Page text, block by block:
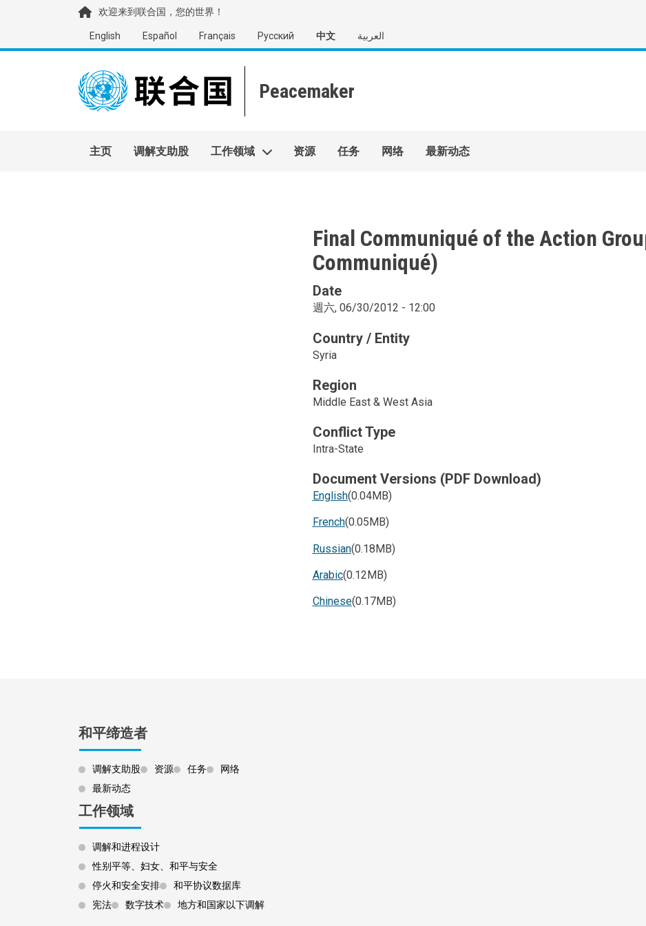
欢迎来到联合国，您的世界！
English Español Français Русский 中文 العربية
Main navigation
主页 调解支助股 工作领域 资源 任务 网络 最新动态
Final Communiqué of the Action
Communiqué)
Date
週六, 06/30/2012 - 12:00
Country / Entity
Syria
Region
Middle East & West Asia
Conflict Type
Intra-State
Document Versions (PDF Download)
English(0.04MB)
French(0.05MB)
Russian(0.18MB)
Arabic(0.12MB)
Chinese(0.17MB)
和平缔造者
调解支助股 资源 任务
网络
最新动态
工作领域
调解和进程设计
性别平等、妇女、和平与安全
停火和安全安排
和平协议数据库
宪法
数字技术 地方和国家以下调解